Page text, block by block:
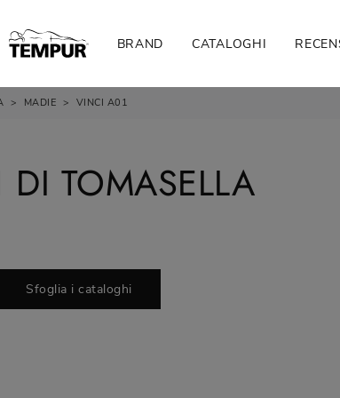
BRAND CATALOGHI
> MADIE > VINCI A01
TOMASELLA
Sfoglia i cataloghi